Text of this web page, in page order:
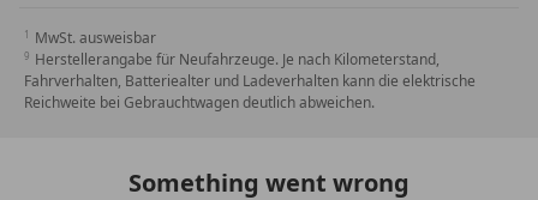
MwSt. ausweisbar
Herstellerangabe für Neufahrzeuge. Je nach Kilometerstand,
Fahrverhalten, Batteriealter und Ladeverhalten kann die elektrische
Reichweite bei Gebrauchtwagen deutlich abweichen.
Something went wrong